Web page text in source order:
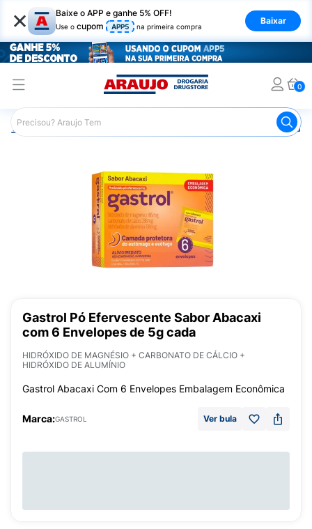
× Baixe o APP e ganhe 5% OFF!
Use o cupom APP5 na primeira compra
Baixar
0
Araujo Medicamentos Remédio para o Estômago e
Gastrol Pó Efervescente Sabor Abacaxi
com 6 Envelopes de 5g cada
HIDRÓXIDO DE MAGNÉSIO + CARBONATO DE CÁLCIO +
HIDRÓXIDO DE ALUMÍNIO
Gastrol Abacaxi Com 6 Envelopes Embalagem Econômica
Marca:GASTROL Ver bula